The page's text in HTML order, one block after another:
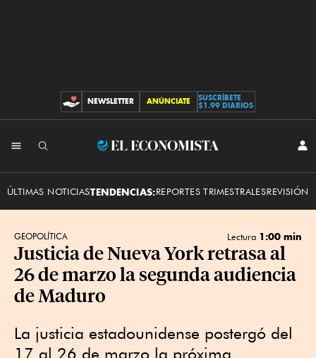
CONTRIBUCIONES
NEWSLETTER ANÚNCIATE
SUSCRÍBETE
$1.99 DIARIOS
El
ÚLTIMAS NOTICIASTENDENCIAS:REPORTES TRIMESTRALESREVISIÓN
GEOPOLÍTICA Lectura 1:00 min
Justicia de Nueva York retrasa al
26 de marzo la segunda audiencia
de Maduro
La justicia estadounidense postergó del
17 al 26 de marzo la próxima